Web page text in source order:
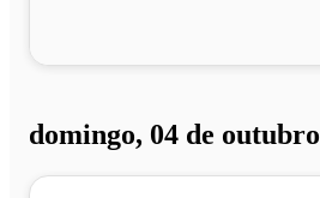
domingo, 04 de outubro